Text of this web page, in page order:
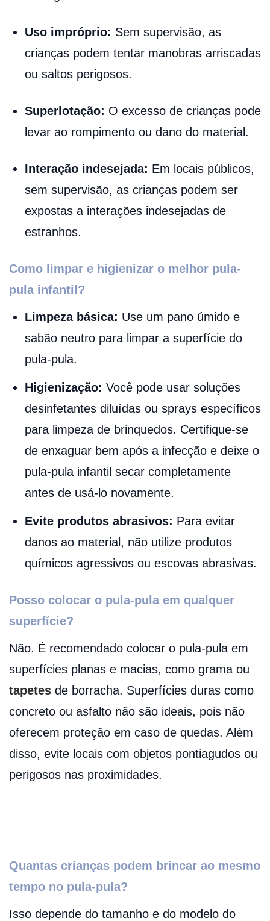
Uso impróprio: Sem supervisão, as
crianças podem tentar manobras arriscadas
ou saltos perigosos.
Superlotação: O excesso de crianças pode
levar ao rompimento ou dano do material.
Interação indesejada: Em locais públicos,
sem supervisão, as crianças podem ser
expostas a interações indesejadas de
estranhos.
Como limpar e higienizar o melhor pula-
pula infantil?
Limpeza básica: Use um pano úmido e
sabão neutro para limpar a superfície do
pula-pula.
Higienização: Você pode usar soluções
desinfetantes diluídas ou sprays específicos
para limpeza de brinquedos. Certifique-se
de enxaguar bem após a infecção e deixe o
pula-pula infantil secar completamente
antes de usá-lo novamente.
Evite produtos abrasivos: Para evitar
danos ao material, não utilize produtos
químicos agressivos ou escovas abrasivas.
Posso colocar o pula-pula em qualquer
superfície?
Não. É recomendado colocar o pula-pula em
superfícies planas e macias, como grama ou
tapetes de borracha. Superfícies duras como
concreto ou asfalto não são ideais, pois não
oferecem proteção em caso de quedas. Além
disso, evite locais com objetos pontiagudos ou
perigosos nas proximidades.
Quantas crianças podem brincar ao mesmo
tempo no pula-pula?
Isso depende do tamanho e do modelo do